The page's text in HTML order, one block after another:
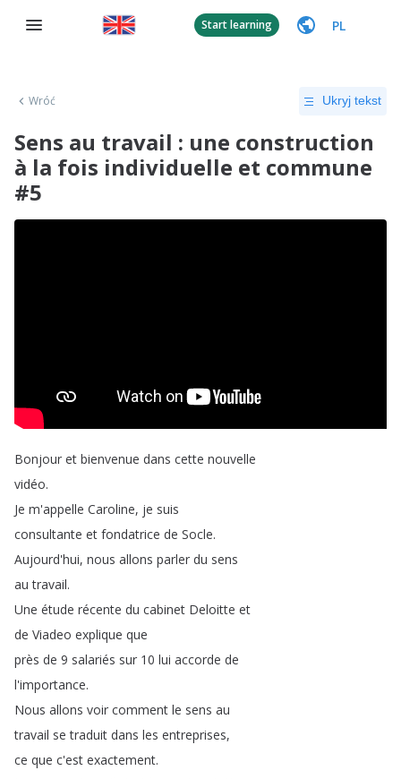
Start learning PL
Wróć Ukryj tekst
Sens au travail : une construction
à la fois individuelle et commune
#5
Bonjour et bienvenue dans cette nouvelle
vidéo.
Je m'appelle Caroline, je suis
consultante et fondatrice de Socle.
Aujourd'hui, nous allons parler du sens
au travail.
Une étude récente du cabinet Deloitte et
de Viadeo explique que
près de 9 salariés sur 10 lui accorde de
l'importance.
Nous allons voir comment le sens au
travail se traduit dans les entreprises,
ce que c'est exactement.